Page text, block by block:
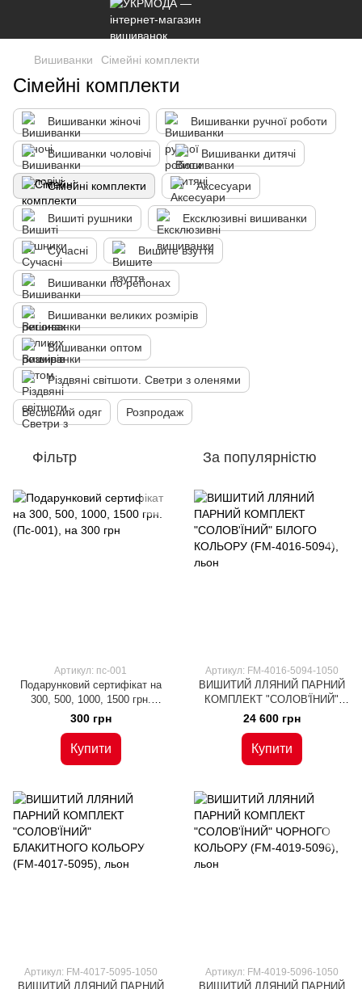
Вишиванки Сімейні комплекти
Сімейні комплекти
Вишиванки жіночі Вишиванки ручної роботи
Вишиванки чоловічі Вишиванки дитячі
Сімейні комплекти Аксесуари
Вишиті рушники Ексклюзивні вишиванки
Сучасні Вишите взуття
Вишиванки по регіонах
Вишиванки великих розмірів
Вишиванки оптом
Різдвяні світшоти. Светри з оленями
Весільний одяг Розпродаж
Фільтр За популярністю
Артикул: пс-001
Подарунковий сертифікат на
300, 500, 1000, 1500 грн.
(Пс-001), на 300 грн
300 грн
Купити
Артикул: FM-4016-5094-1050
ВИШИТИЙ ЛЛЯНИЙ ПАРНИЙ
КОМПЛЕКТ "СОЛОВ'ЇНИЙ"
БІЛОГО КОЛЬОРУ (FM-4016-
5094), льон
24 600 грн
Купити
Артикул: FM-4017-5095-1050
ВИШИТИЙ ЛЛЯНИЙ ПАРНИЙ
Артикул: FM-4019-5096-1050
ВИШИТИЙ ЛЛЯНИЙ ПАРНИЙ